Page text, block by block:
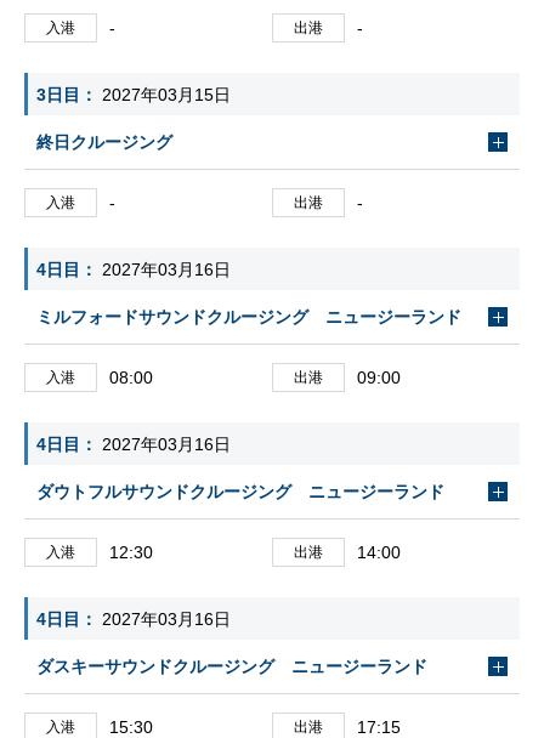
入港 - 出港 -
3日目 2027年03月15日
終日クルージング
入港 - 出港 -
4日目 2027年03月16日
ミルフォードサウンドクルージング ニュージーランド
入港 08:00 出港 09:00
4日目 2027年03月16日
ダウトフルサウンドクルージング ニュージーランド
入港 12:30 出港 14:00
4日目 2027年03月16日
ダスキーサウンドクルージング ニュージーランド
入港 15:30 出港 17:15